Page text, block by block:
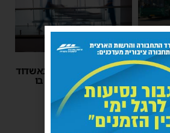
ליבו שב לפעום
אדם התמוטט בביתו באשדוד
– כוחות ההצלה ביצעו בו
פעולות החייאה
מנחם דויטש |
17:35